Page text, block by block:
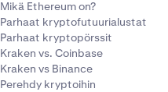
Mikä Ethereum on?
Parhaat kryptofutuurialustat
Parhaat kryptopörssit
Kraken vs. Coinbase
Kraken vs Binance
Perehdy kryptoihin